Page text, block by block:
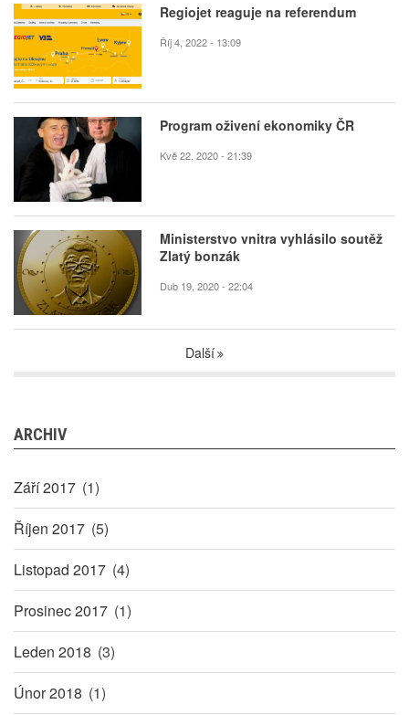
Regiojet reaguje na referendum
Říj 4, 2022 - 13:09
Program oživení ekonomiky ČR
Kvě 22, 2020 - 21:39
Ministerstvo vnitra vyhlásilo soutěž
Zlatý bonzák
Dub 19, 2020 - 22:04
Další
ARCHIV
Září 2017 (1)
Říjen 2017 (5)
Listopad 2017 (4)
Prosinec 2017 (1)
Leden 2018 (3)
Únor 2018 (1)